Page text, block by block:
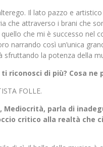
Il lato pazzo e
che attraverso i brani che
che mi è successo nel
narrando così un’unica
sfruttando la potenza della
riconosci di più? Cosa ne
FOLLE.
Mediocrità, parla di
critico alla realtà che